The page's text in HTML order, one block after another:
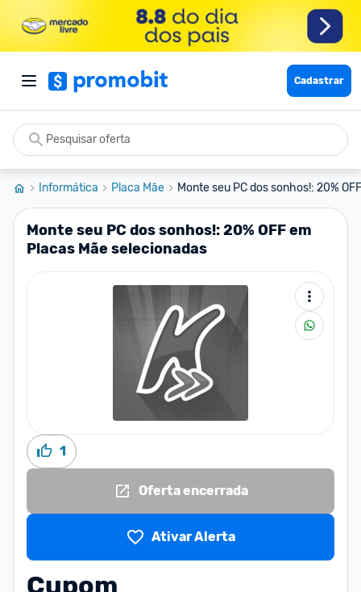
Cadastrar
Informática Placa Mãe Monte seu PC dos sonhos!: 20%
Monte seu PC dos sonhos!: 20% OFF em
Placas Mãe selecionadas
1
Oferta encerrada
Ativar Alerta
Cupom